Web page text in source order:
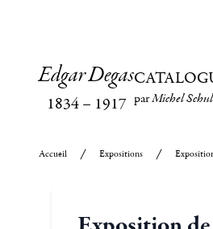
Edgar Degas
1834– 1917 parMichel
Accueil Expositions